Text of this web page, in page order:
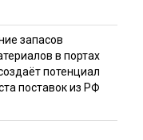
запасов
в портах
потенциал
поставок из РФ